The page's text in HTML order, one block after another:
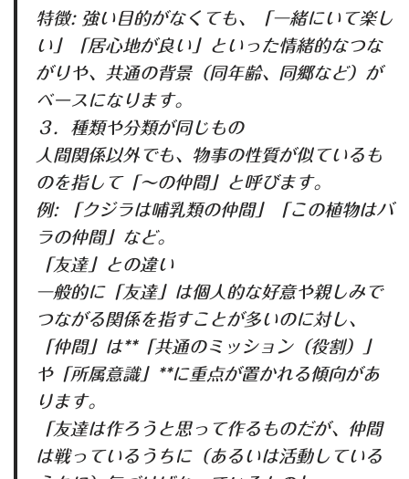
特徴: 強い目的がなくても、「一緒にいて楽し
い」「居心地が良い」といった情緒的なつな
がりや、共通の背景（同年齢、同郷など）が
ベースになります。
３．種類や分類が同じもの
人間関係以外でも、物事の性質が似ているも
のを指して「〜の仲間」と呼びます。
例: 「クジラは哺乳類の仲間」「この植物はバ
ラの仲間」など。
「友達」との違い
一般的に「友達」は個人的な好意や親しみで
つながる関係を指すことが多いのに対し、
「仲間」は**「共通のミッション（役割）」
や「所属意識」**に重点が置かれる傾向があ
ります。
「友達は作ろうと思って作るものだが、仲間
は戦っているうちに（あるいは活動している